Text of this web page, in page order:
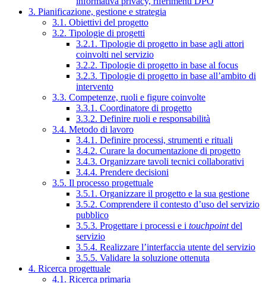
3. Pianificazione, gestione e strategia
3.1. Obiettivi del progetto
3.2. Tipologie di progetti
3.2.1. Tipologie di progetto in base agli attori
coinvolti nel servizio
3.2.2. Tipologie di progetto in base al focus
3.2.3. Tipologie di progetto in base all’ambito di
intervento
3.3. Competenze, ruoli e figure coinvolte
3.3.1. Coordinatore di progetto
3.3.2. Definire ruoli e responsabilità
3.4. Metodo di lavoro
3.4.1. Definire processi, strumenti e rituali
3.4.2. Curare la documentazione di progetto
3.4.3. Organizzare tavoli tecnici collaborativi
3.4.4. Prendere decisioni
3.5. Il processo progettuale
3.5.1. Organizzare il progetto e la sua gestione
3.5.2. Comprendere il contesto d’uso del servizio
pubblico
3.5.3. Progettare i processi e i touchpointdel
servizio
3.5.4. Realizzare l’interfaccia utente del servizio
3.5.5. Validare la soluzione ottenuta
4. Ricerca progettuale
4.1. Ricerca primaria